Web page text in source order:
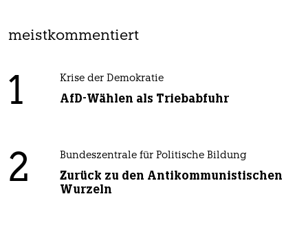
meistkommentiert
1 Krise der Demokratie
AfD-Wählen als Triebabfuhr
2 Bundeszentrale für Politische Bildung
Zurück zu den Antikommunistischen
Wurzeln